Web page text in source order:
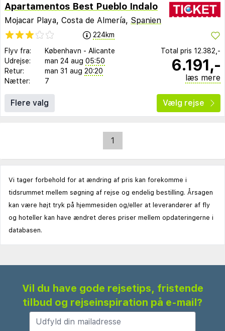
Apartamentos Best Pueblo Indalo
Mojacar Playa, Costa de Almería, Spanien
224km
Flyv fra:
København - Alicante
Udrejse:
man 24 aug 05:50
Retur:
man 31 aug 20:20
Nætter:
7
Total pris 12.382,-
6.191,-
læs mere
Flere valg Vælg rejse
1
Vi tager forbehold for at ændring af pris kan forekomme i
tidsrummet mellem søgning af rejse og endelig bestilling. Årsagen
kan være højt tryk på hjemmesiden og/eller at leverandører af fly
og hoteller kan have ændret deres priser mellem opdateringerne i
databasen.
Vil du have gode rejsetips, fristende
tilbud og rejseinspiration på e-mail?